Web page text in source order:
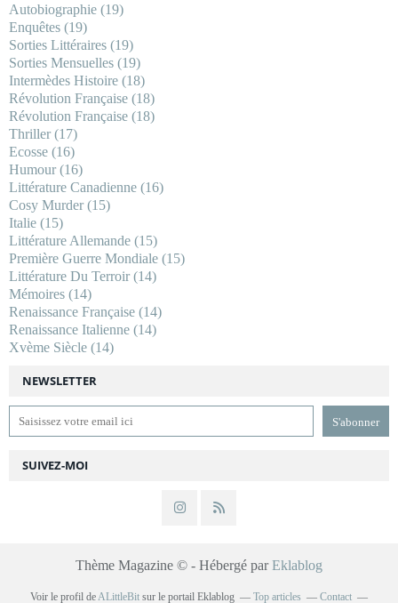
NEWSLETTER
SUIVEZ-MOI
Autobiographie (19)
Enquêtes (19)
Sorties Littéraires (19)
Sorties Mensuelles (19)
Intermèdes Histoire (18)
Révolution Française (18)
Révolution Française (18)
Thriller(17)
Ecosse (16)
Humour(16)
Littérature Canadienne (16)
Cosy Murder(15)
Italie (15)
Littérature Allemande (15)
Première Guerre Mondiale (15)
Littérature Du Terroir(14)
Mémoires (14)
Renaissance Française (14)
Renaissance Italienne (14)
Xvème Siècle (14)
Thème Magazine © - Hébergé parEklablog
Voir le profil deALittleBit sur le portail Eklablog Top articles Contact